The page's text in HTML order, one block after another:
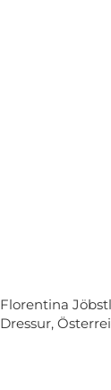
Florentina Jöbstl
Dressur,